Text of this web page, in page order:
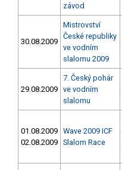
závod
30.08.2009
Mistrovství
České republiky
ve vodním
slalomu 2009
29.08.2009
7. Český pohár
ve vodním
slalomu
01.08.2009
02.08.2009
Wave 2009 ICF
Slalom Race